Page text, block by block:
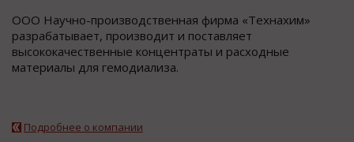
ООО Научно-производственная фирма «Технахим»
разрабатывает, производит и поставляет
высококачественные концентраты и расходные
материалы для гемодиализа.
Подробнее о компании